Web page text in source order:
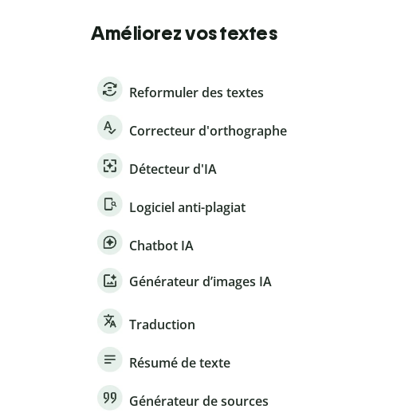
Améliorez vos textes
Reformuler des textes
Correcteur d'orthographe
Détecteur d'IA
Logiciel anti-plagiat
Chatbot IA
Générateur d’images IA
Traduction
Résumé de texte
Générateur de sources